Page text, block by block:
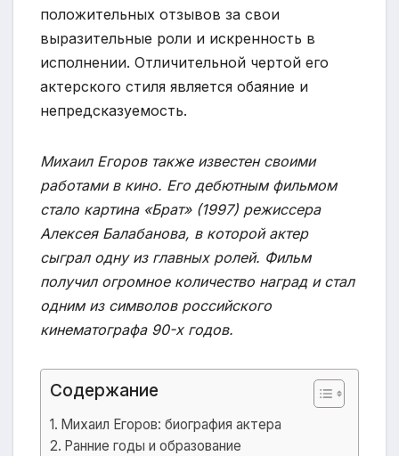
положительных отзывов за свои
выразительные роли и искренность в
исполнении. Отличительной чертой его
актерского стиля является обаяние и
непредсказуемость.
Михаил Егоров также известен своими
работами в кино. Его дебютным фильмом
стало картина «Брат» (1997) режиссера
Алексея Балабанова, в которой актер
сыграл одну из главных ролей. Фильм
получил огромное количество наград и стал
одним из символов российского
кинематографа 90-х годов.
Содержание
Михаил Егоров: биография актера
Ранние годы и образование